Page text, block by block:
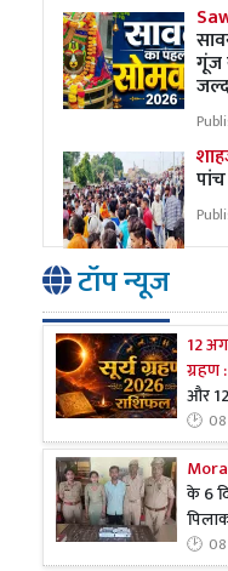
गूंज
टॉप न्यूज
12
ग्रहण :
और
के 6